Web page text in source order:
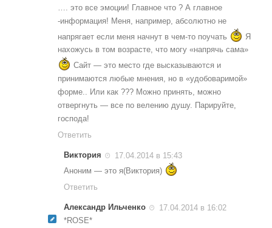
…. это все эмоции! Главное что ? А главное
-информация! Меня, например, абсолютно не
напрягает если меня начнут в чем-то поучать
Я
нахожусь в том возрасте, что могу «напрячь сама»
Сайт — это место где высказываются и
принимаются любые мнения, но в «удобоваримой»
форме.. Или как ??? Можно принять, можно
отвергнуть — все по велению душу. Парируйте,
господа!
Ответить
Виктория
17.04.2014 в 15:43
Аноним — это я(Виктория)
Ответить
Александр Ильченко
17.04.2014 в 16:02
*ROSE*